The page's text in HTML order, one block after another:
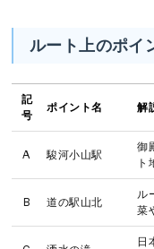
ルート上のポイ
記
号
ポイント名 解
A 駿河小山駅
御
ト
B 道の駅山北
ル
菜
日